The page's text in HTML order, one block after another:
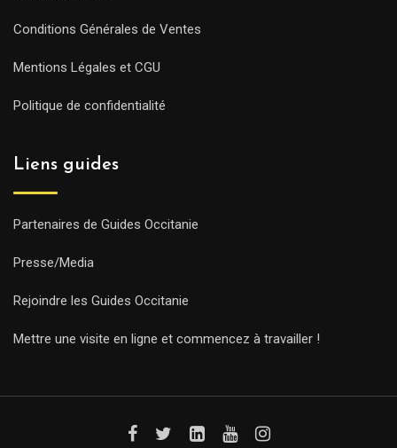
Conditions Générales de Ventes
Mentions Légales et CGU
Politique de confidentialité
Liens guides
Partenaires de Guides Occitanie
Presse/Media
Rejoindre les Guides Occitanie
Mettre une visite en ligne et commencez à travailler !